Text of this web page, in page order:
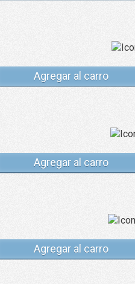
Agregar al carro
Agregar al carro
Agregar al carro